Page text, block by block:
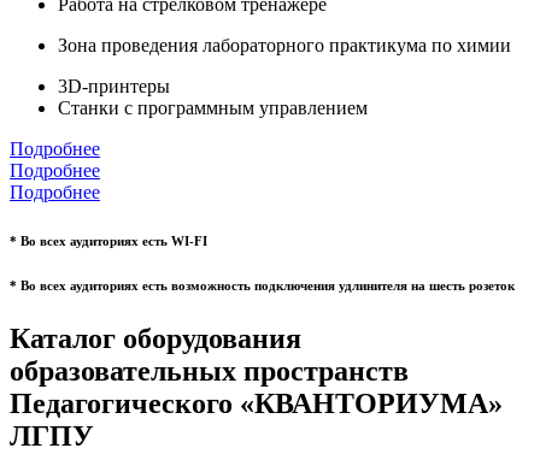
Работа на стрелковом тренажёре
Зона проведения лабораторного практикума по химии
3D-принтеры
Станки с программным управлением
Подробнее
Подробнее
Подробнее
* Во всех аудиториях есть WI-FI
* Во всех аудиториях есть возможность подключения удлинителя на шесть розеток
Каталог оборудования
образовательных пространств
Педагогического «КВАНТОРИУМА»
ЛГПУ